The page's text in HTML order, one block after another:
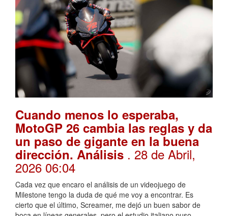
Cuando menos lo esperaba,
MotoGP 26 cambia las reglas y da
un paso de gigante en la buena
dirección. Análisis . 28 de Abril,
2026 06:04
Cada vez que encaro el análisis de un videojuego de
Milestone tengo la duda de qué me voy a encontrar. Es
cierto que el último, Screamer, me dejó un buen sabor de